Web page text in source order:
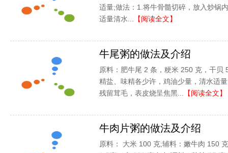
适量;做法：1.将牛骨髓切碎，放入炒锅
适量清水...
【阅读全文】
牛尾粥的做法及介绍
原料：肥牛尾 2 条，粳米 250 克，干贝
精盐、味精各少许，鸡油少量，清水适
残留茸毛，表皮烧呈焦黑...
【阅读全文】
牛肉片粥的做法及介绍
原料： 大米 100 克;辅料：嫩牛肉 150